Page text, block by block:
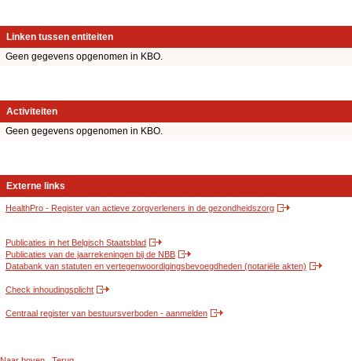
Linken tussen entiteiten
Geen gegevens opgenomen in KBO.
Activiteiten
Geen gegevens opgenomen in KBO.
Externe links
HealthPro - Register van actieve zorgverleners in de gezondheidszorg
Publicaties in het Belgisch Staatsblad
Publicaties van de jaarrekeningen bij de NBB
Databank van statuten en vertegenwoordigingsbevoegdheden (notariële akten)
Check inhoudingsplicht
Centraal register van bestuursverboden - aanmelden